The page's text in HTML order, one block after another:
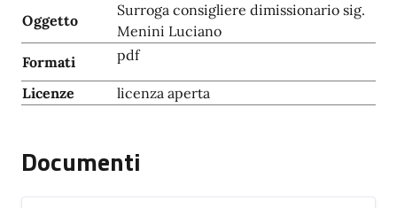
Oggetto
Surroga consigliere dimissionario sig.
Menini Luciano
Formati
pdf
Licenze licenza aperta
Documenti